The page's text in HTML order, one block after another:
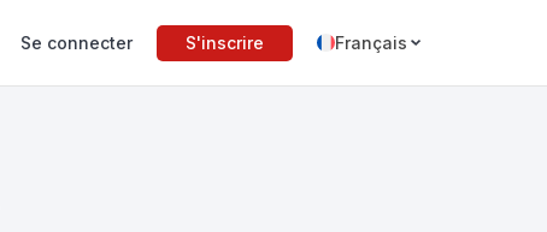
Se connecter S'inscrire Français